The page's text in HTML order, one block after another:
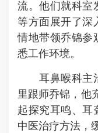
流。他们就科室
等方面展开了深
情地带领乔锦参
悉工作环境。
耳鼻喉科主治
里跟师乔锦，他
起探究耳鸣、耳
中医治疗方法，